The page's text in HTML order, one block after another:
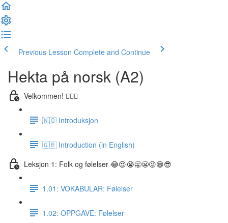
Previous Lesson Complete and Continue
Hekta på norsk (A2)
Velkommen! 🙋🏼‍♂️
🇳🇴 Introduksjon
🇬🇧 Introduction (in English)
Leksjon 1: Folk og følelser 😂😍😭🥱😬😜😁😎
1.01: VOKABULAR: Følelser
1.02: OPPGAVE: Følelser